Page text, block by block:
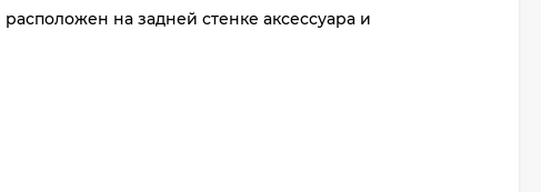
на задней стенке аксессуара и